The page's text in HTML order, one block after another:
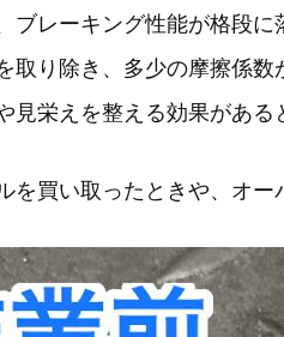
ブレーキング性能が格段に
取り除き、多少の摩擦係数
見栄えを整える効果がある
を買い取ったときや、オー